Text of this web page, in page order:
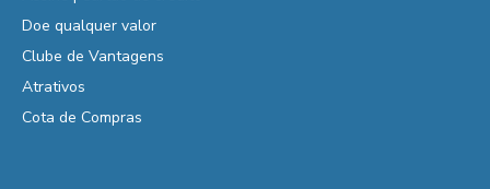
Doe qualquer valor
Clube de Vantagens
Atrativos
Cota de Compras